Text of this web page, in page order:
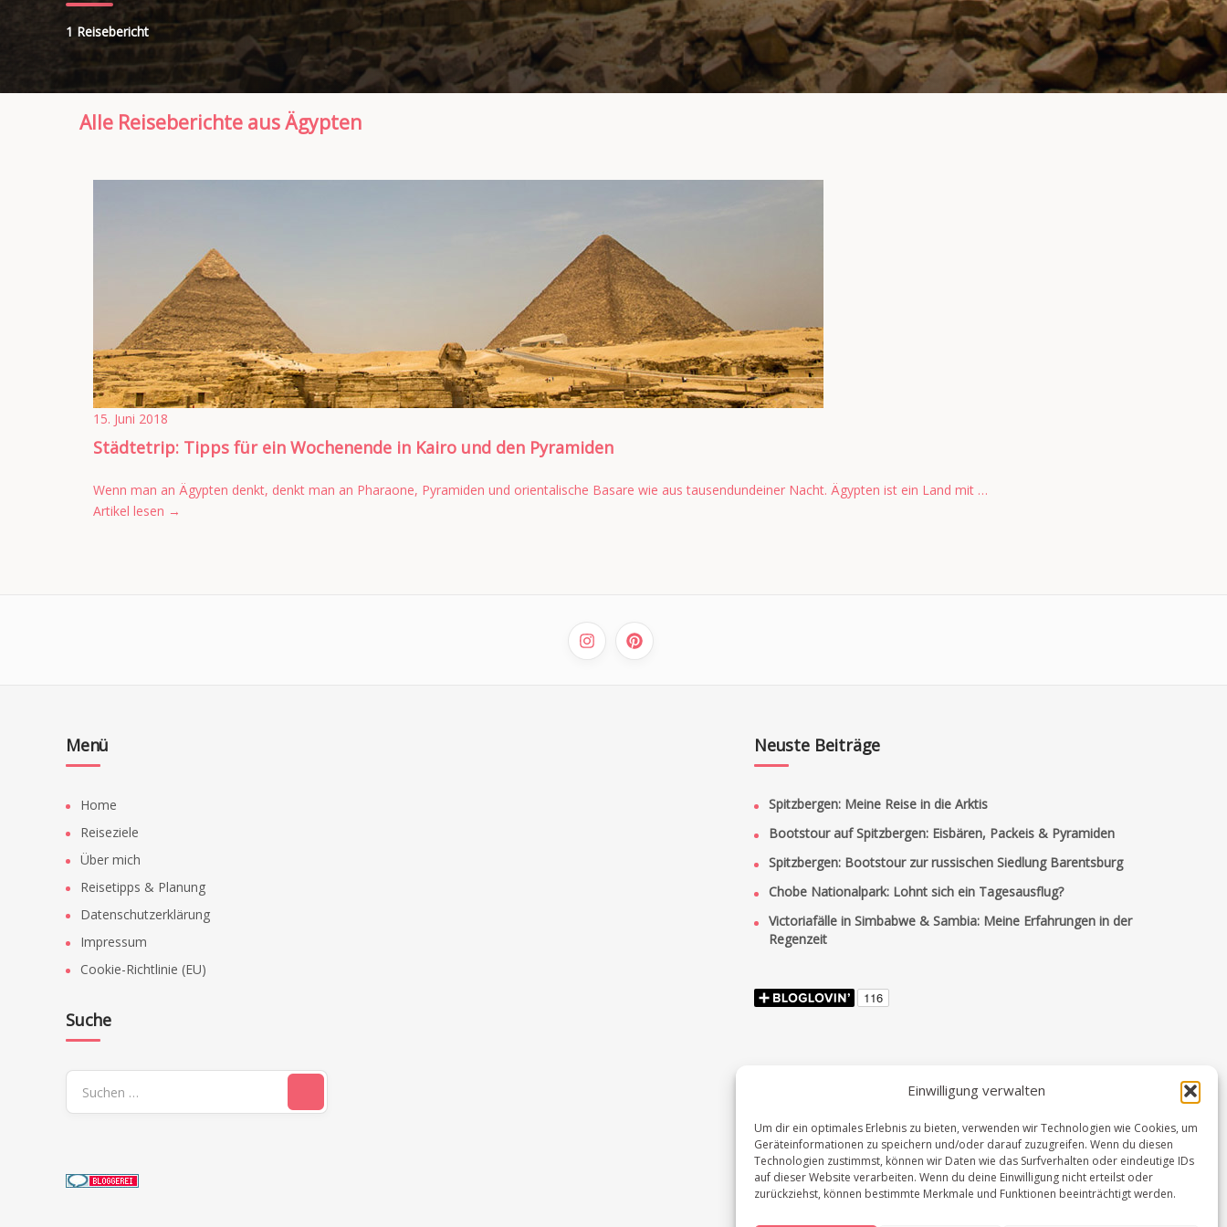
Einwilligung verwalten
Um dir ein optimales Erlebnis zu bieten, verwenden wir Technologien wie Cookies, um
Geräteinformationen zu speichern und/oder darauf zuzugreifen. Wenn du diesen
Technologien zustimmst, können wir Daten wie das Surfverhalten oder eindeutige IDs
auf dieser Website verarbeiten. Wenn du deine Einwilligung nicht erteilst oder
zurückziehst, können bestimmte Merkmale und Funktionen beeinträchtigt werden.
1 Reisebericht
Alle Reiseberichte aus Ägypten
15. Juni 2018
Städtetrip: Tipps für ein Wochenende in Kairo und den Pyramiden
Wenn man an Ägypten denkt, denkt man an Pharaone, Pyramiden und orientalische Basare wie aus tausendundeiner Nacht. Ägypten ist ein Land mit …
Artikel lesen →
Menü
Home
Reiseziele
Über mich
Reisetipps & Planung
Datenschutzerklärung
Impressum
Cookie-Richtlinie (EU)
Suche
Suchen
nach:
Neuste Beiträge
Spitzbergen: Meine Reise in die Arktis
Bootstour auf Spitzbergen: Eisbären, Packeis & Pyramiden
Spitzbergen: Bootstour zur russischen Siedlung Barentsburg
Chobe Nationalpark: Lohnt sich ein Tagesausflug?
Victoriafälle in Simbabwe & Sambia: Meine Erfahrungen in der
Regenzeit